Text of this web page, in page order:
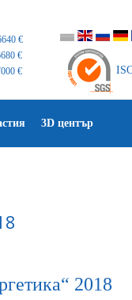
€
€
€
3D център
2018